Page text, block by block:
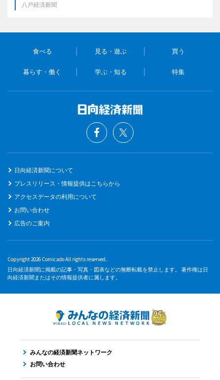
八戸経済新聞
食べる 見る・遊ぶ 買う
暮らす・働く 学ぶ・知る 特集
日向経済新聞について
プレスリリース・情報提供はこちらから
アクセスデータの利用について
お問い合わせ
広告のご案内
Copyright 2026 Comicado All rights reserved.
日向経済新聞に掲載の記事・写真・図表などの無断転載を禁止します。 著作権は日
向経済新聞またはその情報提供者に属します。
みんなの経済新聞ネットワーク
お問い合わせ